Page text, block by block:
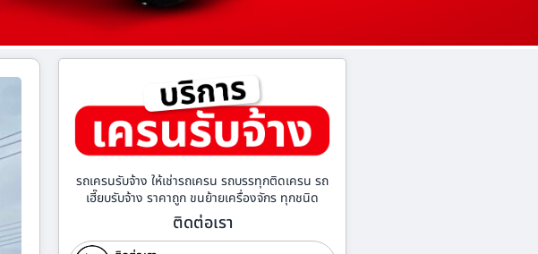
รถเครนรับจ้าง ให้เช่ารถเครน รถบรรทุกติดเครน รถ
เฮี๊ยบรับจ้าง ราคาถูก ขนย้ายเครื่องจักร ทุกชนิด
ติดต่อเรา